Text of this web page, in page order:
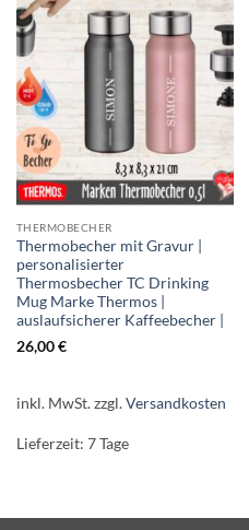
THERMOBECHER
Thermobecher mit Gravur |
personalisierter
Thermosbecher TC Drinking
Mug Marke Thermos |
auslaufsicherer Kaffeebecher |
26,00€
inkl. MwSt.zzgl.Versandkosten
Lieferzeit: 7 Tage